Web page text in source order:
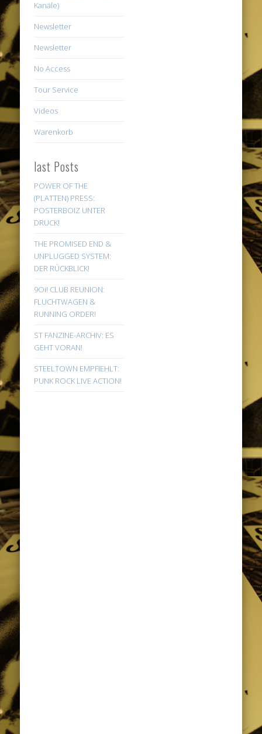
Kanäle)
Newsletter
Newsletter
No Access
Tour Service
Videos
Warenkorb
last Posts
POWER OF THE
(PLATTEN) PRESS:
POSTERBOIZ UNTER
DRUCK!
THE PROMISED END &
UNPLUGGED SYSTEM:
DER RÜCKBLICK!
9Oi! CLUB REUNION:
FLUCHTWAGEN &
RUNNING ORDER!
ST FANZINE-ARCHIV: ES
GEHT VORAN!
STEELTOWN EMPFIEHLT:
PUNK ROCK LIVE ACTION!